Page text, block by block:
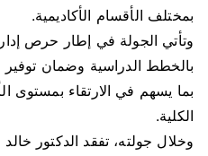
بمختلف الأقسام الأكاديمية.
وتأتي الجولة في إطار حرص
بالخطط الدراسية وضمان توفير
بما يسهم في الارتقاء بمستوى
الكلية.
وخلال جولته، تفقد الدكتور